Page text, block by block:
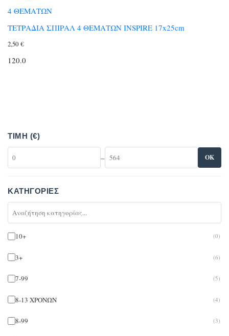
4 ΘΕΜΑΤΩΝ
ΤΕΤΡΑΔΙΑ ΣΠΙΡΑΛ 4 ΘΕΜΑΤΩΝ INSPIRE 17x25cm
2,50 €
120.0
ΤΙΜΉ (€)
– OK
ΚΑΤΗΓΟΡΊΕΣ
10+ (0)
3+ (6)
7-99 (5)
8-13 ΧΡΟΝΩΝ (4)
8-99 (3)